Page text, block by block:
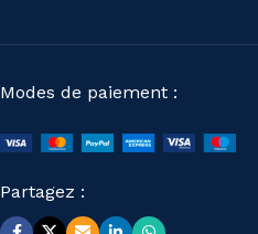
Modes de paiement :
Partagez :